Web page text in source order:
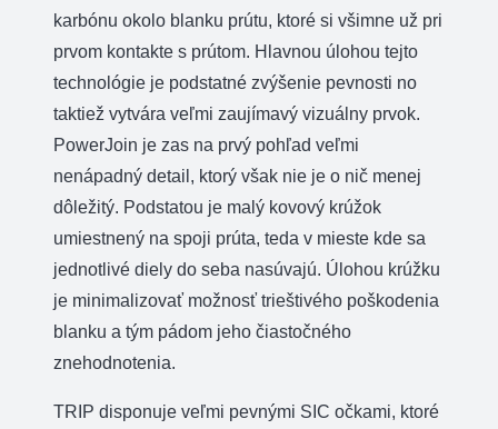
karbónu okolo blanku prútu, ktoré si všimne už pri
prvom kontakte s prútom. Hlavnou úlohou tejto
technológie je podstatné zvýšenie pevnosti no
taktiež vytvára veľmi zaujímavý vizuálny prvok.
PowerJoin je zas na prvý pohľad veľmi
nenápadný detail, ktorý však nie je o nič menej
dôležitý. Podstatou je malý kovový krúžok
umiestnený na spoji prúta, teda v mieste kde sa
jednotlivé diely do seba nasúvajú. Úlohou krúžku
je minimalizovať možnosť trieštivého poškodenia
blanku a tým pádom jeho čiastočného
znehodnotenia.
TRIP disponuje veľmi pevnými SIC očkami, ktoré